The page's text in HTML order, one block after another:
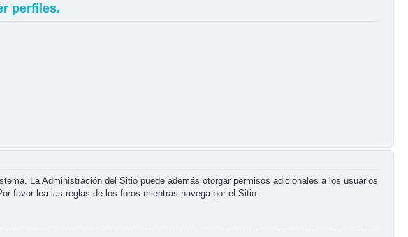
perfiles.
La Administración del Sitio puede además otorgar permisos adicionales a los usuarios
favor lea las reglas de los foros mientras navega por el Sitio.